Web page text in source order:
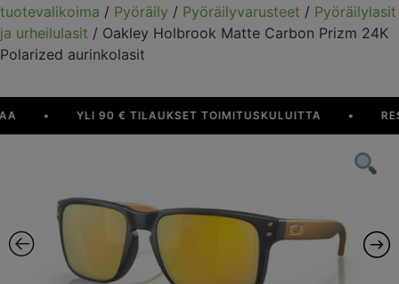
tuotevalikoima / Pyöräily / Pyöräilyvarusteet / Pyöräilylasit
ja urheilulasit / Oakley Holbrook Matte Carbon Prizm 24K
Polarized aurinkolasit
YLI 90 € TILAUKSET TOIMITUSKULUITTA